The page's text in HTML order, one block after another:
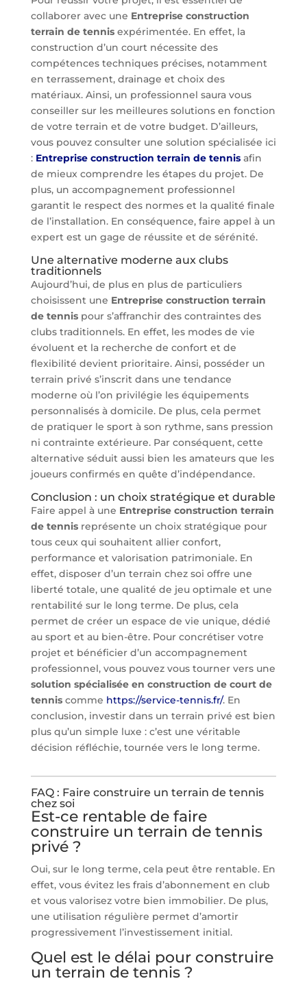
collaborer avec une Entreprise construction
terrain de tennisexpérimentée. En effet, la
construction d’un court nécessite des
compétences techniques précises, notamment
en terrassement, drainage et choix des
matériaux. Ainsi, un professionnel saura vous
conseiller sur les meilleures solutions en fonction
de votre terrain et de votre budget. D’ailleurs,
vous pouvez consulter une solution spécialisée ici
: Entreprise construction terrain de tennisafin
de mieux comprendre les étapes du projet. De
plus, un accompagnement professionnel
garantit le respect des normes et la qualité finale
de l’installation. En conséquence, faire appel à un
expert est un gage de réussite et de sérénité.
Une alternative moderne aux clubs
traditionnels
Aujourd’hui, de plus en plus de particuliers
choisissent une Entreprise construction terrain
de tennispour s’affranchir des contraintes des
clubs traditionnels. En effet, les modes de vie
évoluent et la recherche de confort et de
flexibilité devient prioritaire. Ainsi, posséder un
terrain privé s’inscrit dans une tendance
moderne où l’on privilégie les équipements
personnalisés à domicile. De plus, cela permet
de pratiquer le sport à son rythme, sans pression
ni contrainte extérieure. Par conséquent, cette
alternative séduit aussi bien les amateurs que les
joueurs confirmés en quête d’indépendance.
Conclusion : un choix stratégique et durable
Faire appel à une Entreprise construction terrain
de tennisreprésente un choix stratégique pour
tous ceux qui souhaitent allier confort,
performance et valorisation patrimoniale. En
effet, disposer d’un terrain chez soi offre une
liberté totale, une qualité de jeu optimale et une
rentabilité sur le long terme. De plus, cela
permet de créer un espace de vie unique, dédié
au sport et au bien-être. Pour concrétiser votre
projet et bénéficier d’un accompagnement
professionnel, vous pouvez vous tourner vers une
solution spécialisée en construction de court de
tenniscomme https://service-tennis.fr/. En
conclusion, investir dans un terrain privé est bien
plus qu’un simple luxe : c’est une véritable
décision réfléchie, tournée vers le long terme.
FAQ : Faire construire un terrain de tennis
chez soi
Est-ce rentable de faire
construire un terrain de tennis
privé ?
Oui, sur le long terme, cela peut être rentable. En
effet, vous évitez les frais d’abonnement en club
et vous valorisez votre bien immobilier. De plus,
une utilisation régulière permet d’amortir
progressivement l’investissement initial.
Quel est le délai pour construire
un terrain de tennis ?